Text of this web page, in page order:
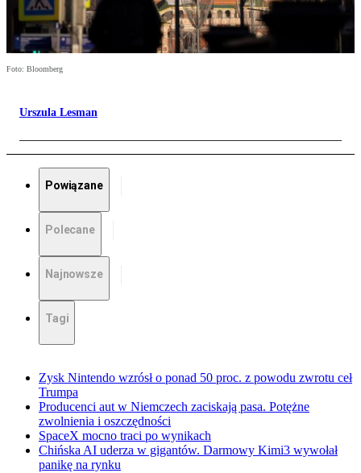
Foto: Bloomberg
Urszula Lesman
Powiązane
Polecane
Najnowsze
Tagi
Zysk Nintendo wzrósł o ponad 50 proc. z powodu zwrotu ceł
Trumpa
Producenci aut w Niemczech zaciskają pasa. Potężne
zwolnienia i oszczędności
SpaceX mocno traci po wynikach
Chińska AI uderza w gigantów. Darmowy Kimi3 wywołał
panikę na rynku